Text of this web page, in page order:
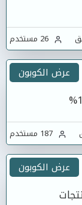
عرض الكوبون
عرض الكوبون